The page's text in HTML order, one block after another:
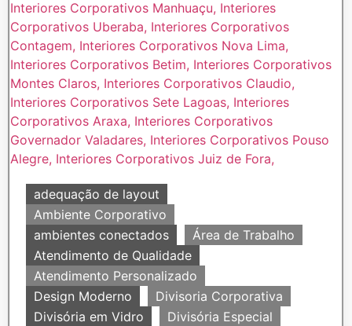
adequação de layout
Ambiente Corporativo
ambientes conectados
Área de Trabalho
Atendimento de Qualidade
Atendimento Personalizado
Design Moderno
Divisoria Corporativa
Divisória em Vidro
Divisória Especial